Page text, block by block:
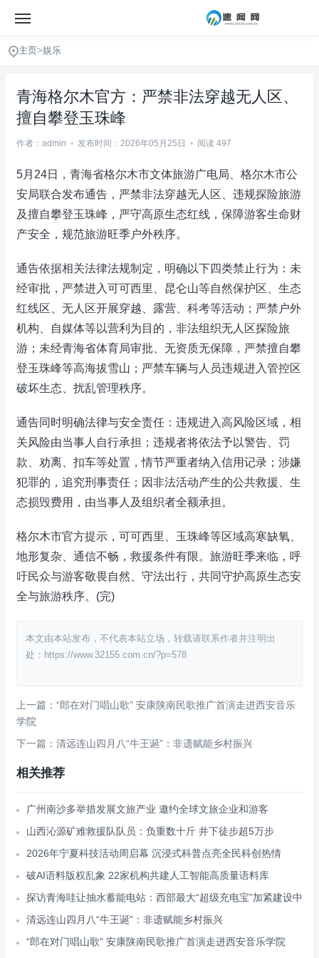
主页>娱乐
青海格尔木官方：严禁非法穿越无人区、
擅自攀登玉珠峰
作者：admin • 发布时间：2026年05月25日 • 阅读 497
5月24日，青海省格尔木市文体旅游广电局、格尔木市公
安局联合发布通告，严禁非法穿越无人区、违规探险旅游
及擅自攀登玉珠峰，严守高原生态红线，保障游客生命财
产安全，规范旅游旺季户外秩序。
通告依据相关法律法规制定，明确以下四类禁止行为：未
经审批，严禁进入可可西里、昆仑山等自然保护区、生态
红线区、无人区开展穿越、露营、科考等活动；严禁户外
机构、自媒体等以营利为目的，非法组织无人区探险旅
游；未经青海省体育局审批、无资质无保障，严禁擅自攀
登玉珠峰等高海拔雪山；严禁车辆与人员违规进入管控区
破坏生态、扰乱管理秩序。
通告同时明确法律与安全责任：违规进入高风险区域，相
关风险由当事人自行承担；违规者将依法予以警告、罚
款、劝离、扣车等处置，情节严重者纳入信用记录；涉嫌
犯罪的，追究刑事责任；因非法活动产生的公共救援、生
态损毁费用，由当事人及组织者全额承担。
格尔木市官方提示，可可西里、玉珠峰等区域高寒缺氧、
地形复杂、通信不畅，救援条件有限。旅游旺季来临，呼
吁民众与游客敬畏自然、守法出行，共同守护高原生态安
全与旅游秩序。(完)
本文由本站发布，不代表本站立场，转载请联系作者并注明出
处：https://www.32155.com.cn/?p=578
上一篇：“郎在对门唱山歌” 安康陕南民歌推广首演走进西安音乐
学院
下一篇：清远连山四月八“牛王诞”：非遗赋能乡村振兴
相关推荐
广州南沙多举措发展文旅产业 邀约全球文旅企业和游客
山西沁源矿难救援队队员：负重数十斤 井下徒步超5万步
2026年宁夏科技活动周启幕 沉浸式科普点亮全民科创热情
破AI语料版权乱象 22家机构共建人工智能高质量语料库
探访青海哇让抽水蓄能电站：西部最大“超级充电宝”加紧建设中
清远连山四月八“牛王诞”：非遗赋能乡村振兴
“郎在对门唱山歌” 安康陕南民歌推广首演走进西安音乐学院